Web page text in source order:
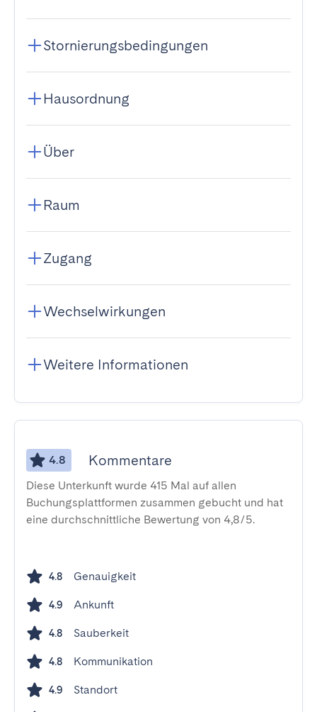
Stornierungsbedingungen
Hausordnung
Über
Raum
Zugang
Wechselwirkungen
Weitere Informationen
4.8 Kommentare
Diese Unterkunft wurde 415 Mal auf allen
Buchungsplattformen zusammen gebucht und hat
eine durchschnittliche Bewertung von 4,8/5.
4.8 Genauigkeit
4.9 Ankunft
4.8 Sauberkeit
4.8 Kommunikation
4.9 Standort